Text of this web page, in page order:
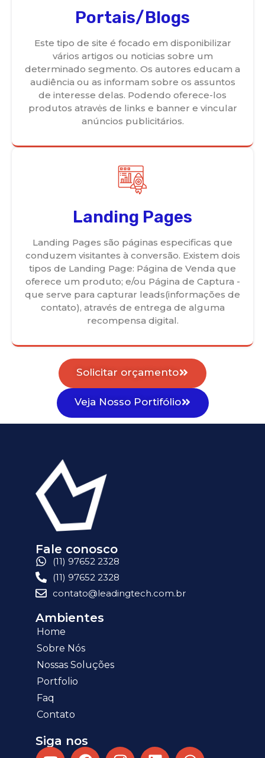
Portais/Blogs
Este tipo de site é focado em disponibilizar
vários artigos ou noticias sobre um
determinado segmento. Os autores educam a
audiência ou as informam sobre os assuntos
de interesse delas. Podendo oferece-los
produtos atravės de links e banner e vincular
anúncios publicitários.
Landing Pages
Landing Pages são páginas especificas que
conduzem visitantes à conversão. Existem dois
tipos de Landing Page: Página de Venda que
oferece um produto; e/ou Página de Captura -
que serve para capturar leads(informações de
contato), através de entrega de alguma
recompensa digital.
Solicitar orçamento
Veja Nosso Portifólio
Fale conosco
(11) 97652 2328
(11) 97652 2328
contato@leadingtech.com.br
Ambientes
Home
Sobre Nós
Nossas Soluções
Portfolio
Faq
Contato
Siga nos